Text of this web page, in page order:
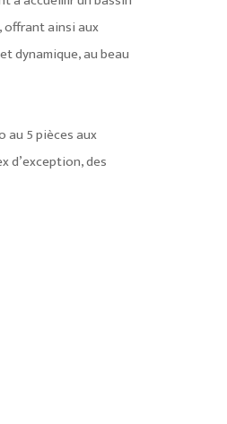
offrant ainsi aux
dynamique, au beau
au 5 pièces aux
d’exception, des